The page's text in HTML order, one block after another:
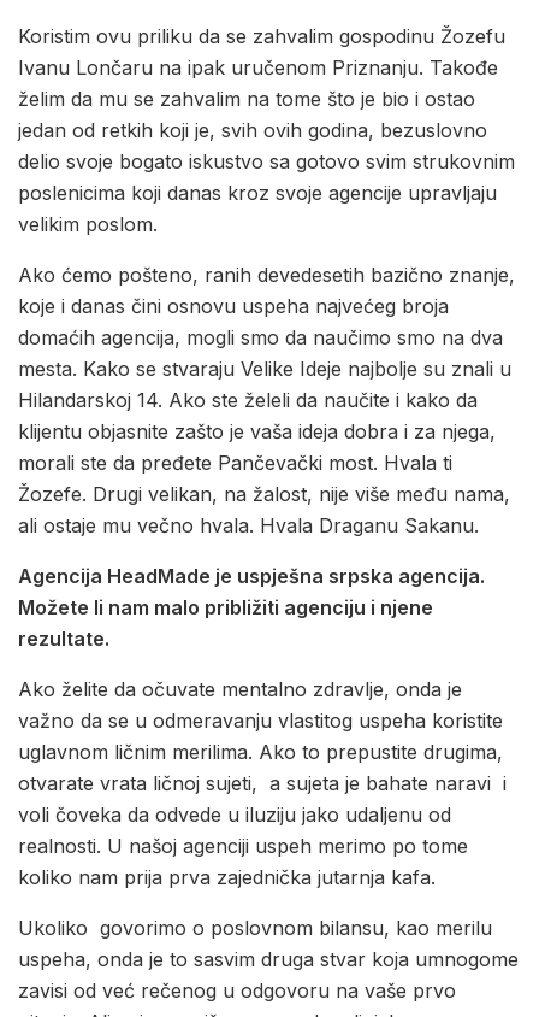
Koristim ovu priliku da se zahvalim gospodinu Žozefu
Ivanu Lončaru na ipak uručenom Priznanju. Takođe
želim da mu se zahvalim na tome što je bio i ostao
jedan od retkih koji je, svih ovih godina, bezuslovno
delio svoje bogato iskustvo sa gotovo svim strukovnim
poslenicima koji danas kroz svoje agencije upravljaju
velikim poslom.
Ako ćemo pošteno, ranih devedesetih bazično znanje,
koje i danas čini osnovu uspeha najvećeg broja
domaćih agencija, mogli smo da naučimo smo na dva
mesta. Kako se stvaraju Velike Ideje najbolje su znali u
Hilandarskoj 14. Ako ste želeli da naučite i kako da
klijentu objasnite zašto je vaša ideja dobra i za njega,
morali ste da pređete Pančevački most. Hvala ti
Žozefe. Drugi velikan, na žalost, nije više među nama,
ali ostaje mu večno hvala. Hvala Draganu Sakanu.
Agencija HeadMade je uspješna srpska agencija.
Možete li nam malo približiti agenciju i njene
rezultate.
Ako želite da očuvate mentalno zdravlje, onda je
važno da se u odmeravanju vlastitog uspeha koristite
uglavnom ličnim merilima. Ako to prepustite drugima,
otvarate vrata ličnoj sujeti, a sujeta je bahate naravi i
voli čoveka da odvede u iluziju jako udaljenu od
realnosti. U našoj agenciji uspeh merimo po tome
koliko nam prija prva zajednička jutarnja kafa.
Ukoliko govorimo o poslovnom bilansu, kao merilu
uspeha, onda je to sasvim druga stvar koja umnogome
zavisi od već rečenog u odgovoru na vaše prvo